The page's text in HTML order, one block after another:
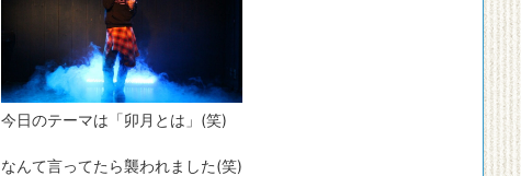
今日のテーマは「卯月とは」(笑)
なんて言ってたら襲われました(笑)